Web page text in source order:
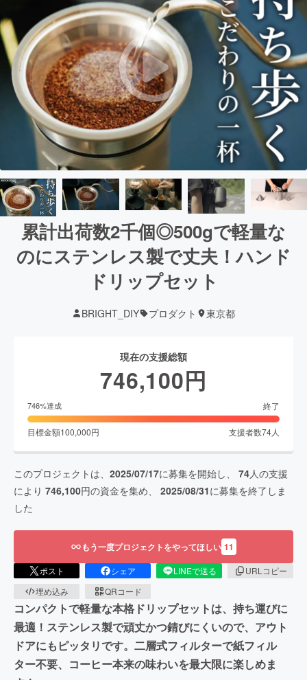
累計出荷数2千個◎500gで軽量な
のにステンレス製で丈夫！ハンド
ドリップセット
BRIGHT_DIY プロダクト 東京都
現在の支援総額
746,100円
746%達成 終了
目標金額100,000円 支援者数74人
このプロジェクトは、 2025/07/17に募集を開始し、 74人の支援
により 746,100円の資金を集め、 2025/08/31に募集を終了しま
した
もう一度プロジェクトをやってほしい 11
ポスト シェア LINEで送る
URLコピー
埋め込み
QRコード
コンパクトで軽量な本格ドリップセットは、持ち運びに
最適！ステンレス製で頑丈かつ錆びにくいので、アウト
ドアにもピッタリです。二層式フィルターで紙フィル
ター不要、コーヒー本来の味わいを最大限に楽しめま